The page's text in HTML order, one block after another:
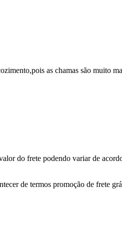
as chamas são muito
do frete podendo variar de
de termos promoção de frete